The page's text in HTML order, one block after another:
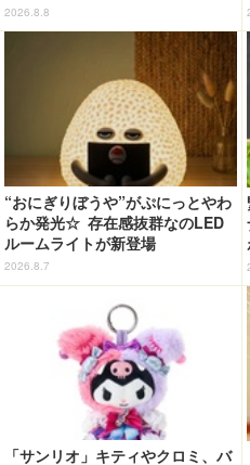
レクション登場
2026.8.8
“おにぎりぼうや”がぷにっとやわ
らか発光☆ 存在感抜群なのLED
ルームライトが新登場
2026.8.7
「サンリオ」キティやクロミ、バ